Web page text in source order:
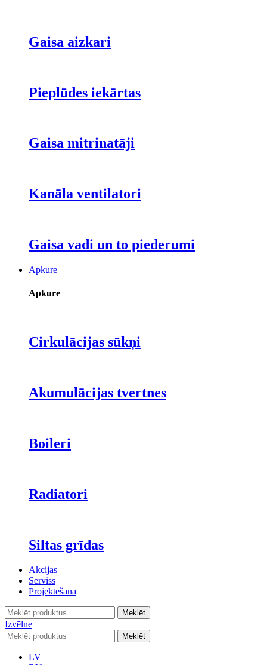
Gaisa aizkari
Pieplūdes iekārtas
Gaisa mitrinatāji
Kanāla ventilatori
Gaisa vadi un to piederumi
Apkure
Apkure
Cirkulācijas sūkņi
Akumulācijas tvertnes
Boileri
Radiatori
Siltas grīdas
Akcijas
Serviss
Projektēšana
Meklēt
Izvēlne
Meklēt
LV